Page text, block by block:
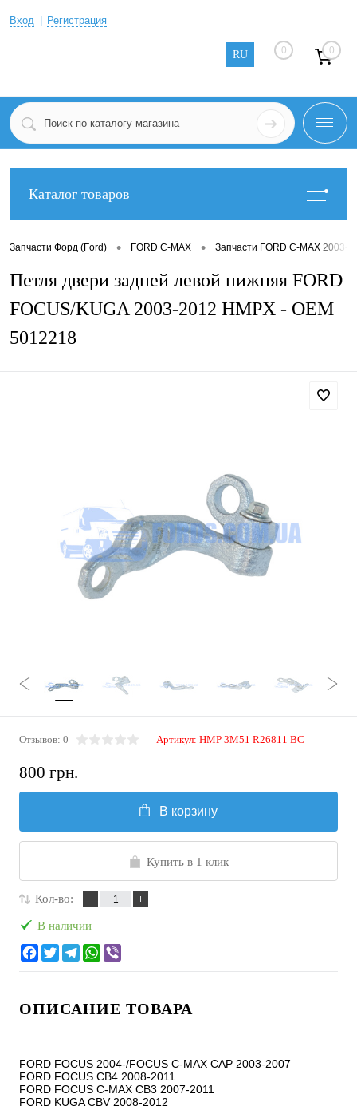
Вход Регистрация
RU 0 0
Каталог товаров
Запчасти Форд (Ford) • FORD C-MAX • Запчасти FORD C-MAX 2003-
Петля двери задней левой нижняя FORD
FOCUS/KUGA 2003-2012 HMPX - OEM
5012218
Отзывов: 0 Артикул: HMP 3M51 R26811 BC
800 грн.
В корзину
Купить в 1 клик
Кол-во:
В наличии
ОПИСАНИЕ ТОВАРА
FORD FOCUS 2004-/FOCUS C-MAX CAP 2003-2007
FORD FOCUS CB4 2008-2011
FORD FOCUS C-MAX CB3 2007-2011
FORD KUGA CBV 2008-2012